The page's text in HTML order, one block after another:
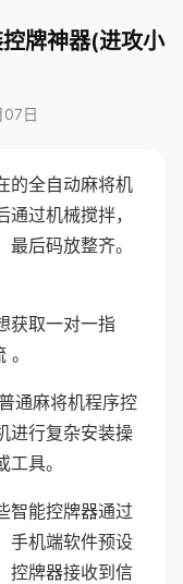
牌神器(进攻小
日
的全自动麻将机
过机械搅拌，
后码放整齐。
获取一对一指
通麻将机程序控
进行复杂安装操
具。
智能控牌器通过
手机端软件预设
控牌器接收到信